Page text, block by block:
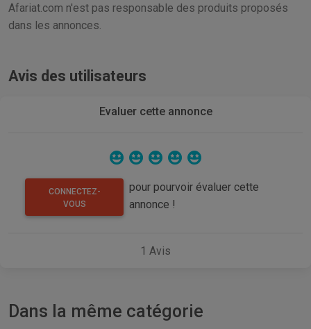
Afariat.com n'est pas responsable des produits proposés
dans les annonces.
Avis des utilisateurs
Evaluer cette annonce
CONNECTEZ-
VOUS
pour pourvoir évaluer cette
annonce !
1 Avis
Dans la même catégorie